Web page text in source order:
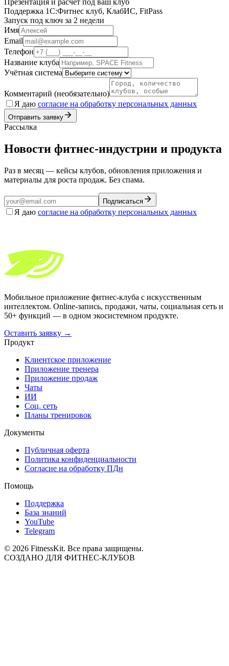
Презентация и расчёт под ваш клуб
Поддержка 1С:Фитнес клуб, КлабИС, FitPass
Запуск под ключ за 2 недели
Имя
Email
Телефон
Название клуба
Учётная система
Комментарий (необязательно)
Я даю согласие на обработку персональных данных
Отправить заявку
Рассылка
Новости фитнес-индустрии и продукта
Раз в месяц — кейсы клубов, обновления приложения и
материалы для роста продаж. Без спама.
Подписаться
Я даю согласие на обработку персональных данных
Мобильное приложение фитнес-клуба с искусственным
интеллектом. Online-запись, продажи, чаты, социальная сеть и
50+ функций — в одном экосистемном продукте.
Оставить заявку →
Продукт
Клиентское приложение
Приложение тренера
Приложение продаж
Чаты
ИИ
Соц. сеть
Планы тренировок
Документы
Публичная оферта
Политика конфиденциальности
Согласие на обработку ПДн
Помощь
Поддержка
База знаний
YouTube
Telegram
© 2026 FitnessKit. Все права защищены.
СОЗДАНО ДЛЯ ФИТНЕС-КЛУБОВ